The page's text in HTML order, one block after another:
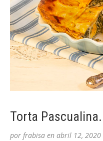
Torta
por frabisa en abril 12, 2020